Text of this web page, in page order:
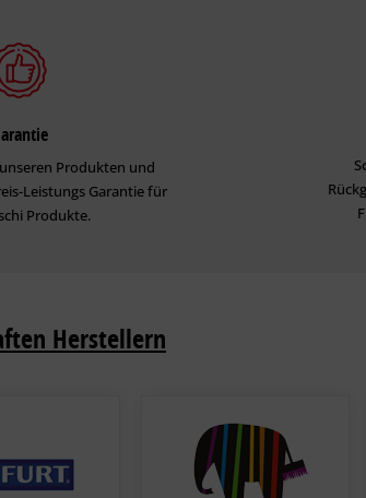
Produkten und
Leistungs Garantie für
Produkte.
Herstellern